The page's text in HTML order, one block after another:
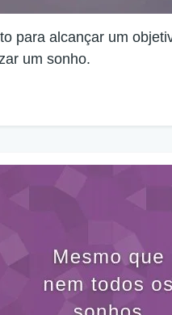
para alcançar um
um sonho.